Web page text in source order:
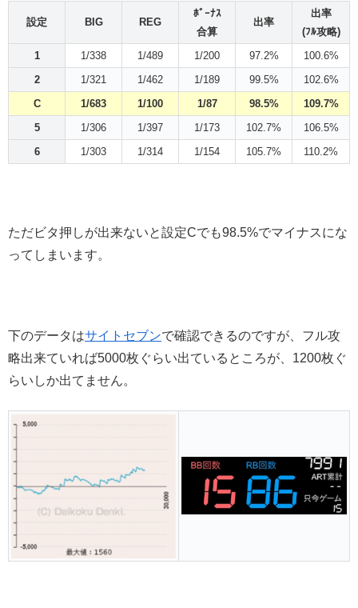
設定 BIG REG
ﾎﾞｰﾅｽ
合算
出率
出率
(ﾌﾙ攻略)
1
1/338 1/489 1/200 97.2%
100.6%
2
1/321 1/462 1/189 99.5%
102.6%
C
1/683 1/100 1/87 98.5%
109.7%
5
1/306 1/397 1/173 102.7%
106.5%
6
1/303 1/314 1/154 105.7% 110.2%
ただビタ押しが出来ないと設定Cでも98.5%でマイナスにな
ってしまいます。
下のデータはサイトセブンで確認できるのですが、フル攻
略出来ていれば5000枚ぐらい出ているところが、1200枚ぐ
らいしか出てません。